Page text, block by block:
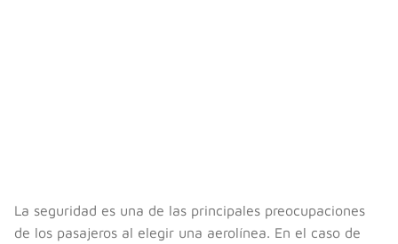
La seguridad es una de las principales preocupaciones
de los pasajeros al elegir una aerolínea. En el caso de